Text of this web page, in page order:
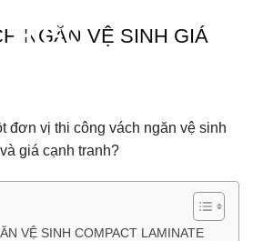
NGĂN VỆ SINH GIÁ
đơn vị thi công vách ngăn vệ sinh
giá cạnh tranh?
VỆ SINH COMPACT LAMINATE